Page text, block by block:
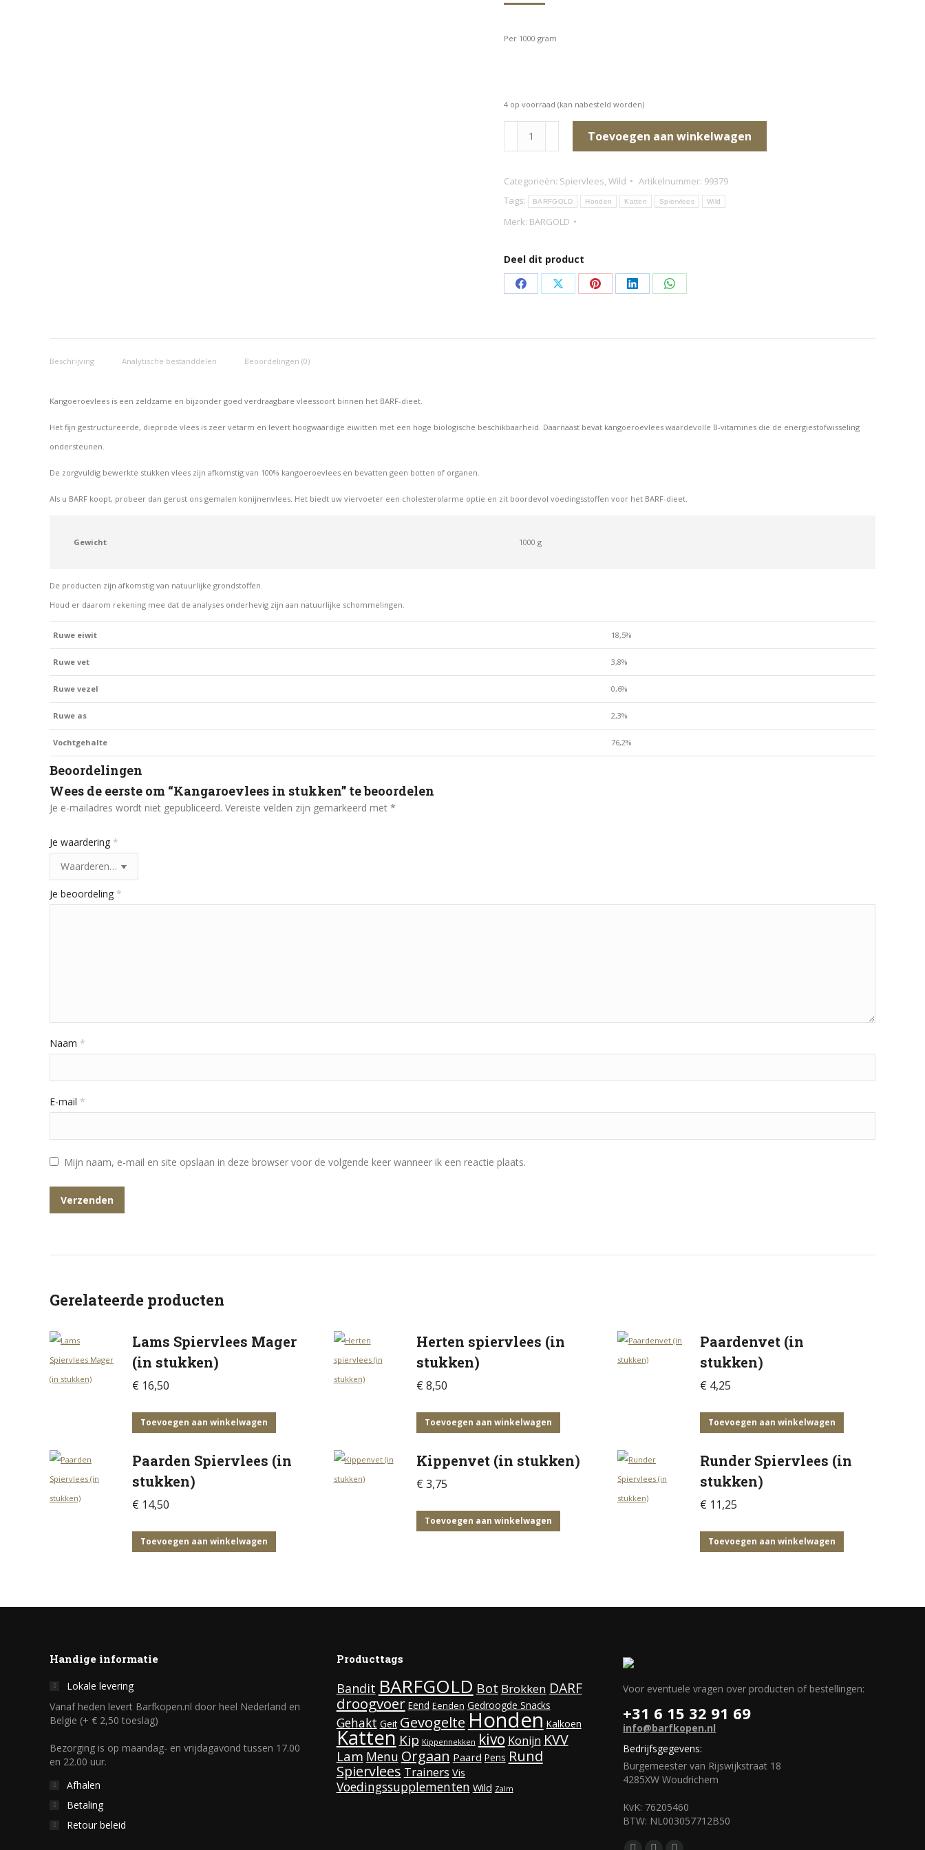
Per 1000 gram
4 op voorraad (kan nabesteld worden)
in
aantal
Toevoegen aan winkelwagen
Categorieën: Spiervlees, Wild Artikelnummer: 99379
Tags:
BARFGOLD Honden Katten Spiervlees Wild
Merk: BARGOLD
Deel dit product
Deel
Facebook
Deel
X
Deel
Pinterest
Deel
LinkedIn
Deel
WhatsApp
Beschrijving Analytische bestanddelen Beoordelingen (0)
Kangoeroevlees is een zeldzame en bijzonder goed verdraagbare vleessoort binnen het BARF-dieet.
Het fijn gestructureerde, dieprode vlees is zeer vetarm en levert hoogwaardige eiwitten met een hoge biologische beschikbaarheid. Daarnaast bevat kangoeroevlees waardevolle B-vitamines die de energiestofwisseling
ondersteunen.
De zorgvuldig bewerkte stukken vlees zijn afkomstig van 100% kangoeroevlees en bevatten geen botten of organen.
Als u BARF koopt, probeer dan gerust ons gemalen konijnenvlees. Het biedt uw viervoeter een cholesterolarme optie en zit boordevol voedingsstoffen voor het BARF-dieet.
Gewicht 1000 g
De producten zijn afkomstig van natuurlijke grondstoffen.
Houd er daarom rekening mee dat de analyses onderhevig zijn aan natuurlijke schommelingen.
Ruwe eiwit 18,5%
Ruwe vet 3,8%
Ruwe vezel 0,6%
Ruwe as 2,3%
Vochtgehalte 76,2%
Beoordelingen
Wees de eerste om “Kangaroevlees in stukken” te beoordelen
Je e-mailadres wordt niet gepubliceerd. Vereiste velden zijn gemarkeerd met *
Je waardering *
Je beoordeling *
Naam *
E-mail *
Mijn naam, e-mail en site opslaan in deze browser voor de volgende keer wanneer ik een reactie plaats.
Gerelateerde producten
Lams Spiervlees Mager
(in stukken)
€ 16,50
Toevoegen aan winkelwagen
Herten spiervlees (in
stukken)
€ 8,50
Toevoegen aan winkelwagen
Paardenvet (in
stukken)
€ 4,25
Toevoegen aan winkelwagen
Paarden Spiervlees (in
stukken)
€ 14,50
Toevoegen aan winkelwagen
Kippenvet (in stukken)
€ 3,75
Toevoegen aan winkelwagen
Runder Spiervlees (in
stukken)
€ 11,25
Toevoegen aan winkelwagen
Handige informatie
Lokale levering
Vanaf heden levert Barfkopen.nl door heel Nederland en
Belgie (+ € 2,50 toeslag)
Bezorging is op maandag- en vrijdagavond tussen 17.00
en 22.00 uur.
Afhalen
Betaling
Retour beleid
Producttags
Bandit BARFGOLD Bot Brokken DARF
droogvoer Eend Eenden Gedroogde Snacks
Gehakt Geit Gevogelte Honden Kalkoen
Katten Kip Kippennekken kivo Konijn KVV
Lam Menu Orgaan Paard Pens Rund
Spiervlees Trainers Vis
Voedingssupplementen Wild Zalm
Voor eventuele vragen over producten of bestellingen:
+31 6 15 32 91 69
info@barfkopen.nl
Bedrijfsgegevens:
Burgemeester van Rijswijkstraat 18
4285XW Woudrichem
KvK: 76205460
BTW: NL003057712B50
Vind ons op: